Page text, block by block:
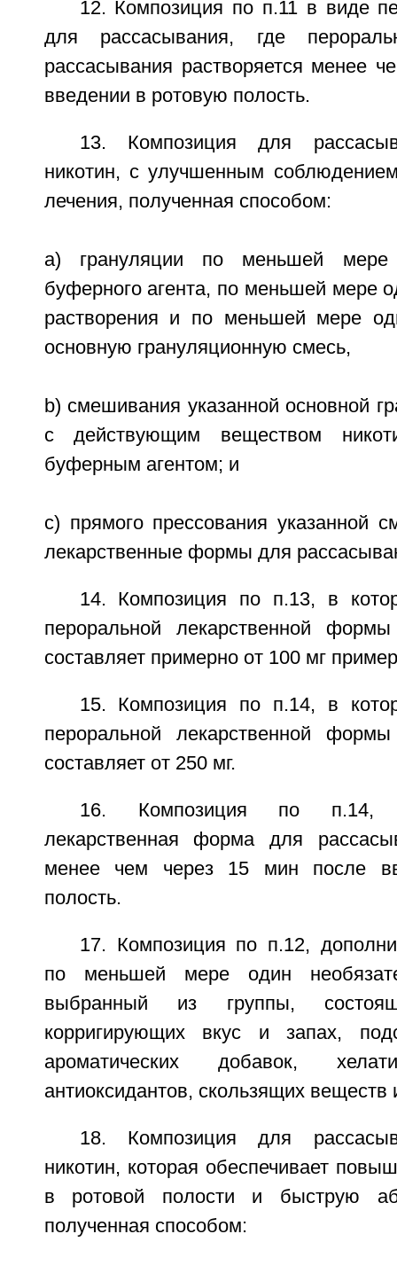
12. Композиция по п.11 в виде
для рассасывания, где
рассасывания растворяется менее
введении в ротовую полость.
13. Композиция для
никотин, с улучшенным
лечения, полученная способом:
a) грануляции по меньшей мере
буферного агента, по меньшей мере
растворения и по меньшей мере
основную грануляционную смесь,
b) смешивания указанной основной
с действующим веществом
буферным агентом; и
c) прямого прессования указанной
лекарственные формы для
14. Композиция по п.13, в
пероральной лекарственной
составляет примерно от 100 мг
15. Композиция по п.14, в
пероральной лекарственной
составляет от 250 мг.
16. Композиция по п.14,
лекарственная форма для
менее чем через 15 мин после
полость.
17. Композиция по п.12,
по меньшей мере один
выбранный из группы,
корригирующих вкус и запах,
ароматических добавок,
антиоксидантов, скользящих веществ
18. Композиция для
никотин, которая обеспечивает
в ротовой полости и быструю
полученная способом: